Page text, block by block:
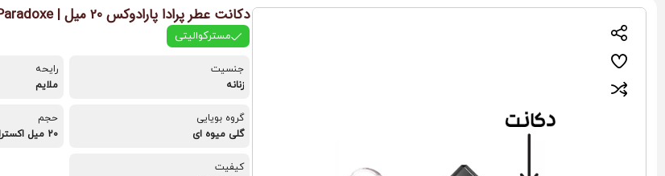
دکانت عطر پرادا پارادوکس 20 میل | Prada Paradoxe
مسترکوالیتی
جنسیت
زنانه
رایحه
ملایم
گروه بویایی
گلی میوه ای
حجم
20 میل اکسترا پرفیوم
کیفیت